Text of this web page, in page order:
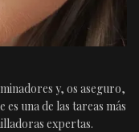
y, os aseguro,
es una de las tareas más
expertas.